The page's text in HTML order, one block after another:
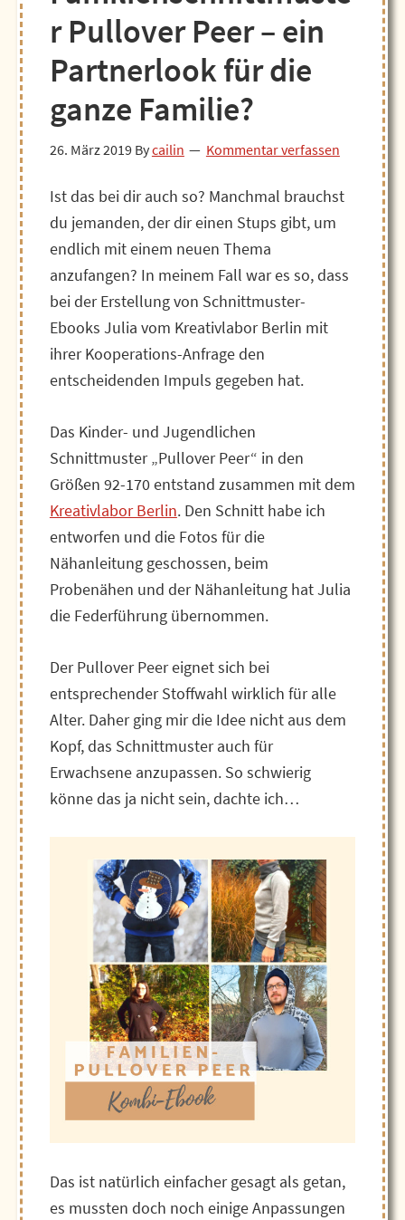
r Pullover Peer – ein
Partnerlook für die
ganze Familie?
26. März 2019Bycailin Kommentar verfassen
Ist das bei dir auch so? Manchmal brauchst
du jemanden, der dir einen Stups gibt, um
endlich mit einem neuen Thema
anzufangen? In meinem Fall war es so, dass
bei der Erstellung von Schnittmuster-
Ebooks Julia vom Kreativlabor Berlin mit
ihrer Kooperations-Anfrage den
entscheidenden Impuls gegeben hat.
Das Kinder- und Jugendlichen
Schnittmuster „Pullover Peer“ in den
Größen 92-170 entstand zusammen mit dem
Kreativlabor Berlin. Den Schnitt habe ich
entworfen und die Fotos für die
Nähanleitung geschossen, beim
Probenähen und der Nähanleitung hat Julia
die Federführung übernommen.
Der Pullover Peer eignet sich bei
entsprechender Stoffwahl wirklich für alle
Alter. Daher ging mir die Idee nicht aus dem
Kopf, das Schnittmuster auch für
Erwachsene anzupassen. So schwierig
könne das ja nicht sein, dachte ich…
Das ist natürlich einfacher gesagt als getan,
es mussten doch noch einige Anpassungen